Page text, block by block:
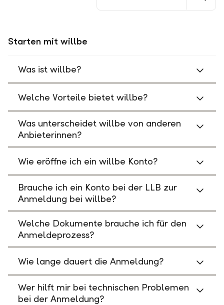
Starten mit willbe
Was ist willbe?
Welche Vorteile bietet willbe?
Was unterscheidet willbe von anderen
Anbieterinnen?
Wie eröffne ich ein willbe Konto?
Brauche ich ein Konto bei der LLB zur
Anmeldung bei willbe?
Welche Dokumente brauche ich für den
Anmeldeprozess?
Wie lange dauert die Anmeldung?
Wer hilft mir bei technischen Problemen
bei der Anmeldung?